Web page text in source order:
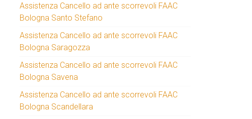
Assistenza Cancello ad ante scorrevoli FAAC
Bologna Santo Stefano
Assistenza Cancello ad ante scorrevoli FAAC
Bologna Saragozza
Assistenza Cancello ad ante scorrevoli FAAC
Bologna Savena
Assistenza Cancello ad ante scorrevoli FAAC
Bologna Scandellara